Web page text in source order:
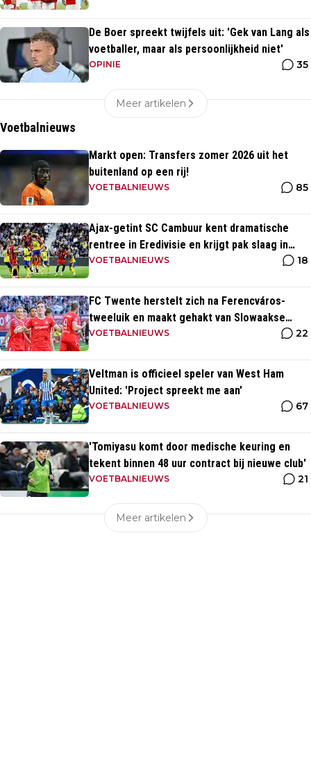
De Boer spreekt twijfels uit: 'Gek van Lang als
voetballer, maar als persoonlijkheid niet'
OPINIE 35
Meer artikelen
Voetbalnieuws
Markt open: Transfers zomer 2026 uit het
buitenland op een rij!
VOETBALNIEUWS 85
Ajax-getint SC Cambuur kent dramatische
rentree in Eredivisie en krijgt pak slaag in
eigen huis
VOETBALNIEUWS 18
FC Twente herstelt zich na Ferencváros-
tweeluik en maakt gehakt van Slowaakse
opponent
VOETBALNIEUWS 22
Veltman is officieel speler van West Ham
United: 'Project spreekt me aan'
VOETBALNIEUWS 67
'Tomiyasu komt door medische keuring en
tekent binnen 48 uur contract bij nieuwe club'
VOETBALNIEUWS 21
Meer artikelen